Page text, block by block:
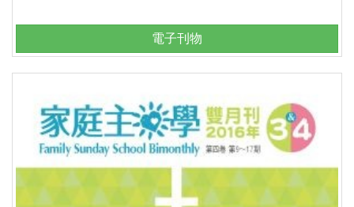
電子刊物